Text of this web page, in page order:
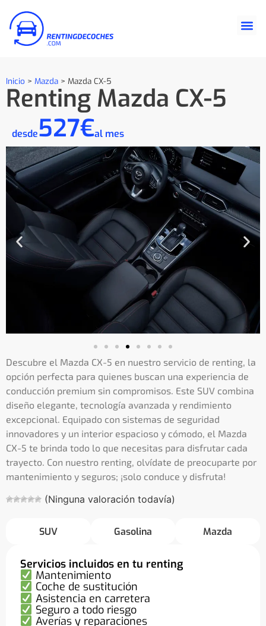
Inicio > Mazda > Mazda CX-5
Renting Mazda CX-5
desde527€al mes
Descubre el Mazda CX-5 en nuestro servicio de renting, la
opción perfecta para quienes buscan una experiencia de
conducción premium sin compromisos. Este SUV combina
diseño elegante, tecnología avanzada y rendimiento
excepcional. Equipado con sistemas de seguridad
innovadores y un interior espacioso y cómodo, el Mazda
CX-5 te brinda todo lo que necesitas para disfrutar cada
trayecto. Con nuestro renting, olvídate de preocuparte por
mantenimiento y seguros; ¡solo conduce y disfruta!
(Ninguna valoración todavía)
SUV Gasolina Mazda
Servicios incluidos en tu renting
Mantenimiento
Coche de sustitución
Asistencia en carretera
Seguro a todo riesgo
Averías y reparaciones